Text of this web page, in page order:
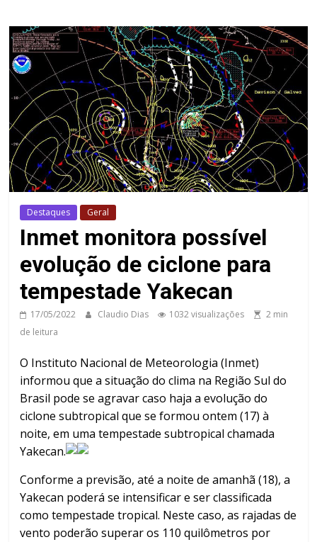
Destaques Geral
Inmet monitora possível
evolução de ciclone para
tempestade Yakecan
17/05/2022 Claudio Dias 1032 visualizações
2 min
de leitura
O Instituto Nacional de Meteorologia (Inmet)
informou que a situação do clima na Região Sul do
Brasil pode se agravar caso haja a evolução do
ciclone subtropical que se formou ontem (17) à
noite, em uma tempestade subtropical chamada
Yakecan.
Conforme a previsão, até a noite de amanhã (18), a
Yakecan poderá se intensificar e ser classificada
como tempestade tropical. Neste caso, as rajadas de
vento poderão superar os 110 quilômetros por